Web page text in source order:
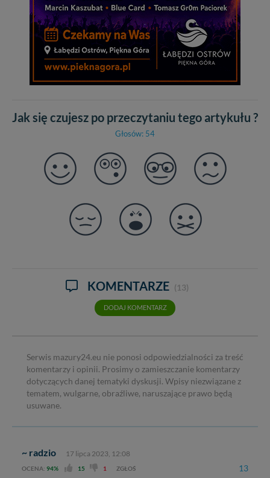
Jak się czujesz po przeczytaniu tego artykułu ?
Głosów: 54
KOMENTARZE (13)
DODAJ KOMENTARZ
Serwis mazury24.eu nie ponosi odpowiedzialności za treść
komentarzy i opinii. Prosimy o zamieszczanie komentarzy
dotyczących danej tematyki dyskusji. Wpisy niezwiązane z
tematem, wulgarne, obraźliwe, naruszające prawo będą
usuwane.
~ radzio 17 lipca 2023, 12:08
OCENA: 94% 15 1 ZGŁOŚ 13